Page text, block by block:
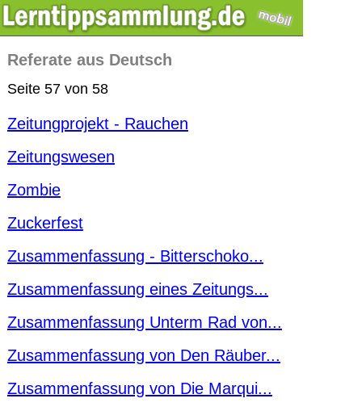
Referate aus Deutsch
Seite 57 von 58
Zeitungprojekt - Rauchen
Zeitungswesen
Zombie
Zuckerfest
Zusammenfassung - Bitterschoko...
Zusammenfassung eines Zeitungs...
Zusammenfassung Unterm Rad von...
Zusammenfassung von Den Räuber...
Zusammenfassung von Die Marqui...